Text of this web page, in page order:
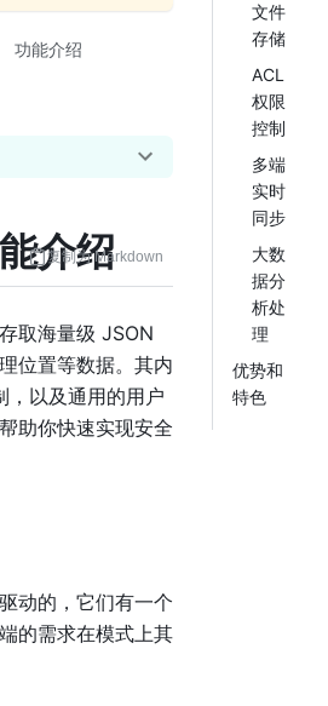
功能介绍
介绍
复制为 Markdown
取海量级 JSON
位置等数据。其内
，以及通用的用户
助你快速实现安全
动的，它们有一个
的需求在模式上其
文件
存储
ACL
权限
控制
多端
实时
同步
大数
据分
析处
理
优势和
特色